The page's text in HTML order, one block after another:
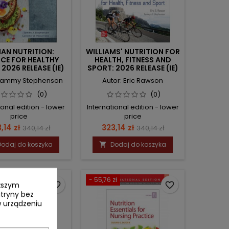
NUTRITION:
FOR HEALTHY
RELEASE (IE)
Stephenson
(0)
edition - lower
price
zł Cena
podstawowa
340,14 zł
do koszyka
WILLIAMS' NUTRITION FOR
HEALTH, FITNESS AND
SPORT: 2026 RELEASE (IE)
Autor: Eric Rawson
(0)
International edition - lower
price
Cena
323,14 zł Cena
podstawowa
340,14 zł
 Dodaj do koszyka
favorite_border
- 55,76 zł
favorite_border
bez